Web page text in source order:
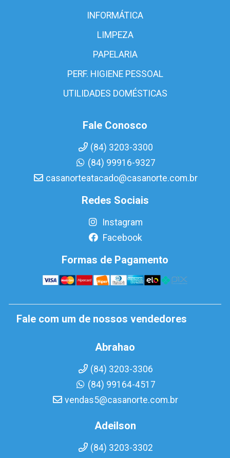
INFORMÁTICA
LIMPEZA
PAPELARIA
PERF. HIGIENE PESSOAL
UTILIDADES DOMÉSTICAS
Fale Conosco
(84) 3203-3300
(84) 99916-9327
casanorteatacado@casanorte.com.br
Redes Sociais
Instagram
Facebook
Formas de Pagamento
Fale com um de nossos vendedores
Abrahao
(84) 3203-3306
(84) 99164-4517
vendas5@casanorte.com.br
Adeilson
(84) 3203-3302